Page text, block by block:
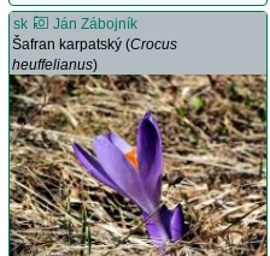
sk
Ján Zábojník
Šafran karpatský (Crocus
heuffelianus)